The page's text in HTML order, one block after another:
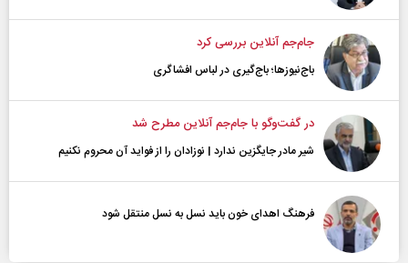
جام‌جم آنلاین بررسی کرد
باج‌نیوزها؛ باج‌گیری در لباس افشاگری
در گفت‌و‌گو با جام‌جم آنلاین مطرح شد
شیر مادر جایگزین ندارد | نوزادان را از فواید آن محروم نکنیم
فرهنگ اهدای خون باید نسل به نسل منتقل شود